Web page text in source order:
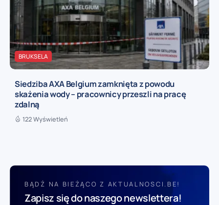
BRUKSELA
Siedziba AXA Belgium zamknięta z powodu
skażenia wody – pracownicy przeszli na pracę
zdalną
122 Wyświetleń
BĄDŹ NA BIEŻĄCO Z AKTUALNOSCI.BE!
Zapisz się do naszego newslettera!